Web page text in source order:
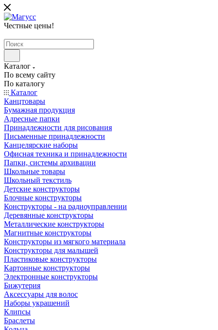
Честные цены!
Каталог
По всему сайту
По каталогу
Каталог
Канцтовары
Бумажная продукция
Адресные папки
Принадлежности для рисования
Письменные принадлежности
Канцелярские наборы
Офисная техника и принадлежности
Папки, системы архивации
Школьные товары
Школьный текстиль
Детские конструкторы
Блочные конструкторы
Конструкторы - на радиоуправлении
Деревянные конструкторы
Металлические конструкторы
Магнитные конструкторы
Конструкторы из мягкого материала
Конструкторы для малышей
Пластиковые конструкторы
Картонные конструкторы
Электронные конструкторы
Бижутерия
Аксессуары для волос
Наборы украшений
Клипсы
Браслеты